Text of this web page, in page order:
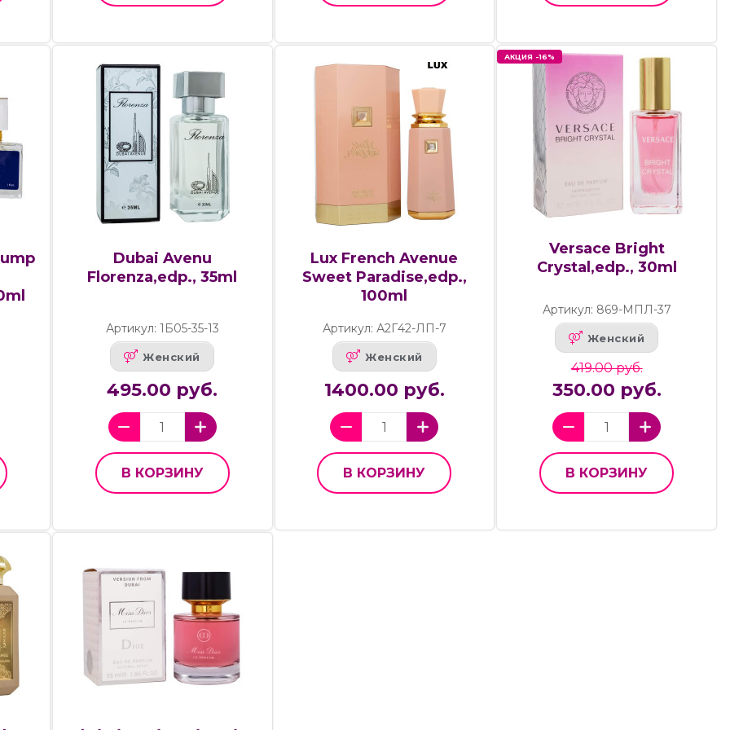
Dubai Avenu
Florenza,edp., 35ml
Артикул: 1Б05-35-13
Женский
495.00 руб.
В КОРЗИНУ
Lux French Avenue
Sweet Paradise,edp.,
100ml
Артикул: А2Г42-ЛП-7
Женский
1400.00 руб.
В КОРЗИНУ
АКЦИЯ -16%
Versace Bright
Crystal,edp., 30ml
Артикул: 869-МПЛ-37
Женский
419.00 руб.
350.00 руб.
В КОРЗИНУ